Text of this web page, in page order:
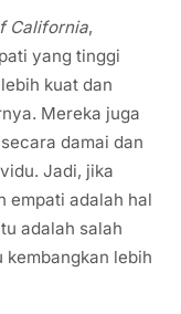
California,
yang tinggi
kuat dan
Mereka juga
damai dan
Jadi, jika
empati adalah hal
adalah salah
kembangkan lebih